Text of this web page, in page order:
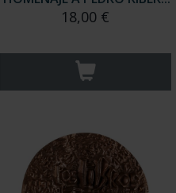
18,00 €